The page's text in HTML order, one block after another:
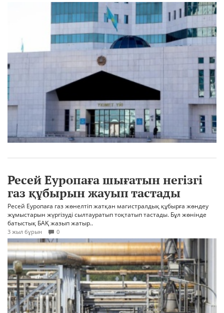
Ресей Еуропаға шығатын негізгі
газ құбырын жауып тастады
Ресей Еуропаға газ жөнелтіп жатқан магистралдық құбырға жөндеу
жұмыстарын жүргізуді сылтауратып тоқтатып тастады. Бұл жөнінде
батыстық БАҚ жазып жатыр..
3 жыл бұрын 0